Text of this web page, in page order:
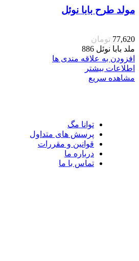
مولد طرح بابا نوئل
77,620 تومان
ملد بابا نوئل 886
افزودن به علاقه مندی ها
اطلاعات بیشتر
مشاهده سریع
توانا مگ
پرسش های متداول
قوانین و مقررات
درباره ما
تماس با ما